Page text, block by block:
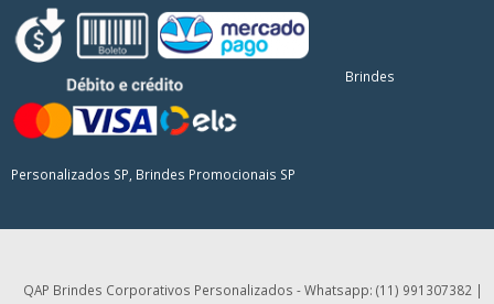
Brindes
Personalizados SP, Brindes Promocionais SP
QAP Brindes Corporativos Personalizados - Whatsapp: (11) 991307382 |